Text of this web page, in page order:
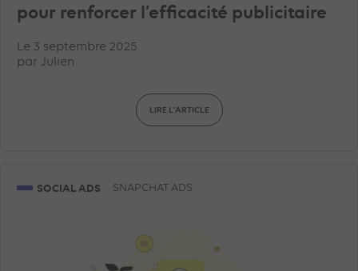
DATA EN RÉGIE GEA
pour renforcer l’efficacité publicitaire
Le 3 septembre 2025
par Julien
LIRE L'ARTICLE
SOCIAL ADS SNAPCHAT ADS